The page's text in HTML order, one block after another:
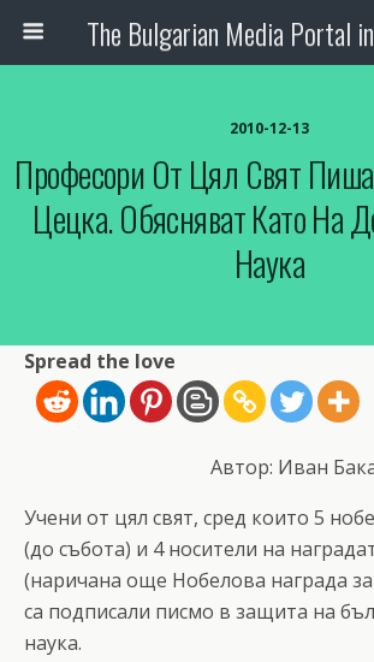
2010-12-13
Професори От Цял Свят
Цецка. Обясняват Като На
Наука
Spread the love
Автор: Иван
Учени от цял свят, сред които 5
(до събота) и 4 носители на
(наричана още Нобелова награда
са подписали писмо в защита на
наука.